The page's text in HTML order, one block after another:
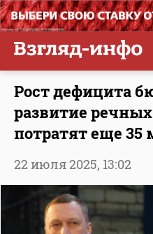
Рост дефицита
развитие
потратят еще 35
22 июля 2025, 13:02